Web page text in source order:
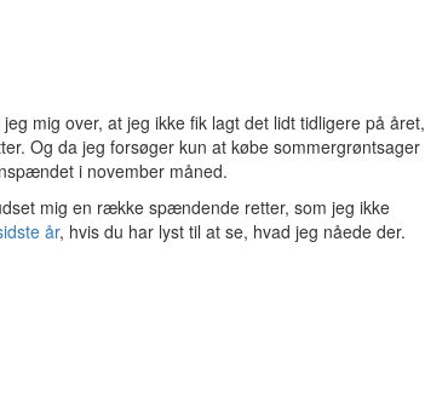
mig over, at jeg ikke fik lagt det lidt tidligere på året,
Og da jeg forsøger kun at købe sommergrøntsager
i november måned.
mig en række spændende retter, som jeg ikke
år, hvis du har lyst til at se, hvad jeg nåede der.